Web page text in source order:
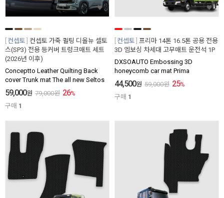
컨셉토
컨셉토 가죽 퀼팅 디올뉴 셀토
스(SP3) 전용 등커버 트렁크매트 세트
(2026년 이후)
Conceptto Leather Quilting Back
cover Trunk mat The all new Seltos
59,000원 79,000원 26%
구매 1
컨셉토 프리마 14톤 16.5톤 공용 전용
3D 엠보싱 차세대 고무매트 운전석 1P
DXSOAUTO Embossing 3D
honeycomb car mat Prima
44,500원 59,000원 25%
구매 1